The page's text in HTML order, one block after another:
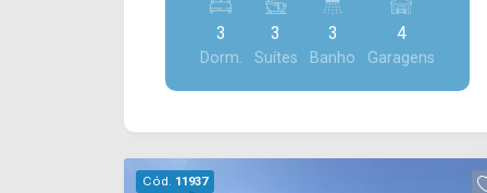
acabamentos de alto padrão, sendo
ideal para quem busca conforto,
sofisticação e qualidade de vida. A área
social conta com uma ampla sala de
proporcionando maior sensação de
3
Dorm.
3
Suítes
3
Banho
4
Garagens
Cód. 11937